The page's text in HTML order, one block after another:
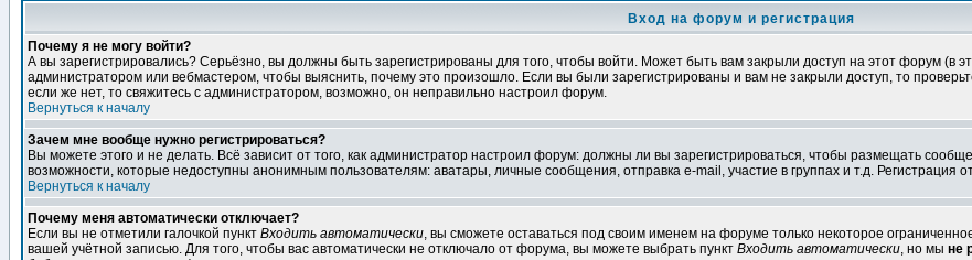
Вход на форум и регистрация
Почему я не могу войти?
А вы зарегистрировались? Серьёзно, вы должны быть зарегистрированы для того, чтобы войти. Может быть вам закрыли доступ на этот форум (в
администратором или вебмастером, чтобы выяснить, почему это произошло. Если вы были зарегистрированы и вам не закрыли доступ, то
если же нет, то свяжитесь с администратором, возможно, он неправильно настроил форум.
Вернуться к началу
Зачем мне вообще нужно регистрироваться?
Вы можете этого и не делать. Всё зависит от того, как администратор настроил форум: должны ли вы зарегистрироваться, чтобы размещать
возможности, которые недоступны анонимным пользователям: аватары, личные сообщения, отправка e-mail, участие в группах и т.д. Регистрация
Вернуться к началу
Почему меня автоматически отключает?
Если вы не отметили галочкой пункт Входить автоматически, вы сможете оставаться под своим именем на форуме только некоторое
вашей учётной записью. Для того, чтобы вас автоматически не отключало от форума, вы можете выбрать пункт Входить автоматически, но мы не